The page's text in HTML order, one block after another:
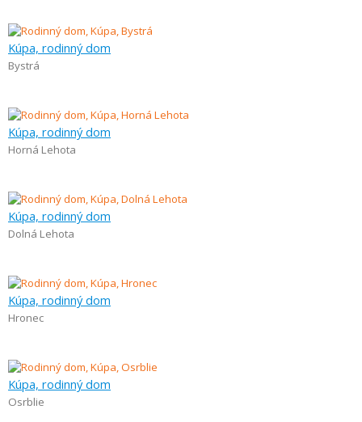
Kúpa, rodinný dom
Bystrá
Kúpa, rodinný dom
Horná Lehota
Kúpa, rodinný dom
Dolná Lehota
Kúpa, rodinný dom
Hronec
Kúpa, rodinný dom
Osrblie